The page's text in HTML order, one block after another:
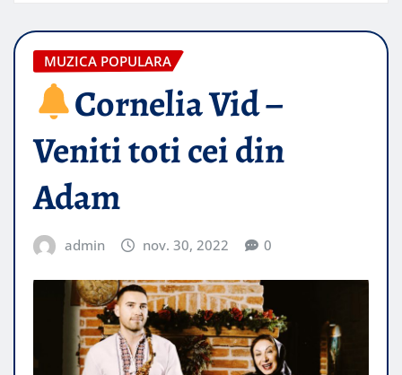
MUZICA POPULARA
Cornelia Vid –
Veniti toti cei din
Adam
admin nov. 30, 2022 0